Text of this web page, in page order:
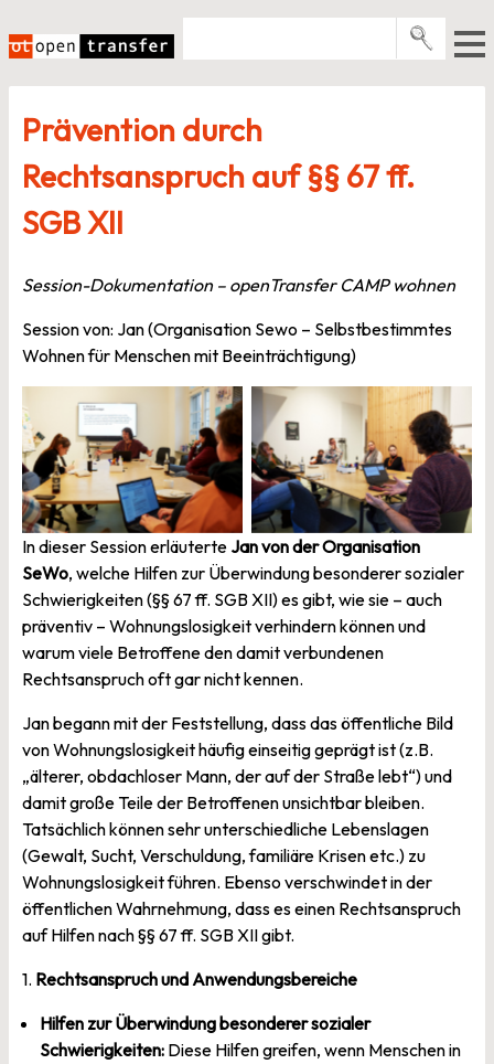
Inhalt
springen
E-Books
Newsletter
Prävention durch
Rechtsanspruch auf §§ 67 ff.
SGB XII
Session-Dokumentation – openTransfer CAMP wohnen
Session von: Jan (Organisation Sewo – Selbstbestimmtes
Wohnen für Menschen mit Beeinträchtigung)
Fotocredit: Jasmin
Valcarcel | openTransfer
CAMP wohnen
Fotocredit: Jasmin
Valcarcel | openTransfer
CAMP wohnen
In dieser Session erläuterte Jan von der Organisation
SeWo, welche Hilfen zur Überwindung besonderer sozialer
Schwierigkeiten (§§ 67 ff. SGB XII) es gibt, wie sie – auch
präventiv – Wohnungslosigkeit verhindern können und
warum viele Betroffene den damit verbundenen
Rechtsanspruch oft gar nicht kennen.
Jan begann mit der Feststellung, dass das öffentliche Bild
von Wohnungslosigkeit häufig einseitig geprägt ist (z.B.
„älterer, obdachloser Mann, der auf der Straße lebt“) und
damit große Teile der Betroffenen unsichtbar bleiben.
Tatsächlich können sehr unterschiedliche Lebenslagen
(Gewalt, Sucht, Verschuldung, familiäre Krisen etc.) zu
Wohnungslosigkeit führen. Ebenso verschwindet in der
öffentlichen Wahrnehmung, dass es einen Rechtsanspruch
auf Hilfen nach §§ 67 ff. SGB XII gibt.
1. Rechtsanspruch und Anwendungsbereiche
Hilfen zur Überwindung besonderer sozialer
Schwierigkeiten: Diese Hilfen greifen, wenn Menschen in